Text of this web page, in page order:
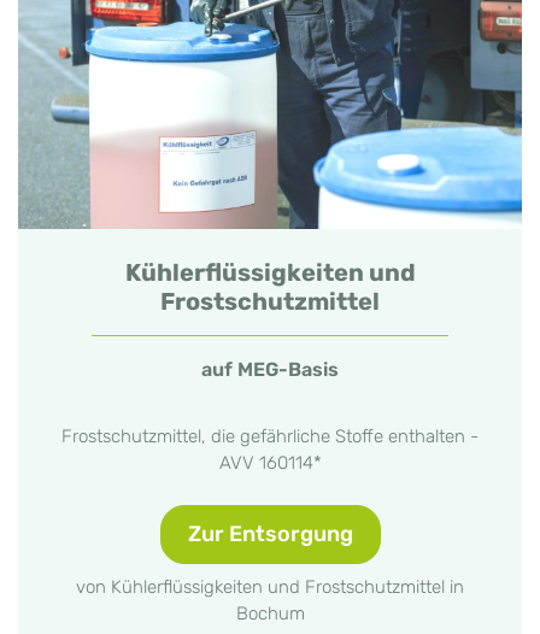
Kühlerflüssigkeiten und
Frostschutzmittel
auf MEG-Basis
Frostschutzmittel, die gefährliche Stoffe enthalten -
AVV 160114*
Zur Entsorgung
von Kühlerflüssigkeiten und Frostschutzmittel in
Bochum